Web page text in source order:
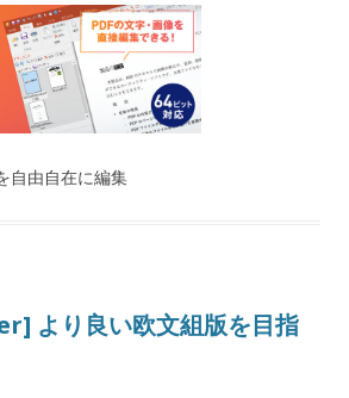
自由自在に編集
より良い欧文組版を目指